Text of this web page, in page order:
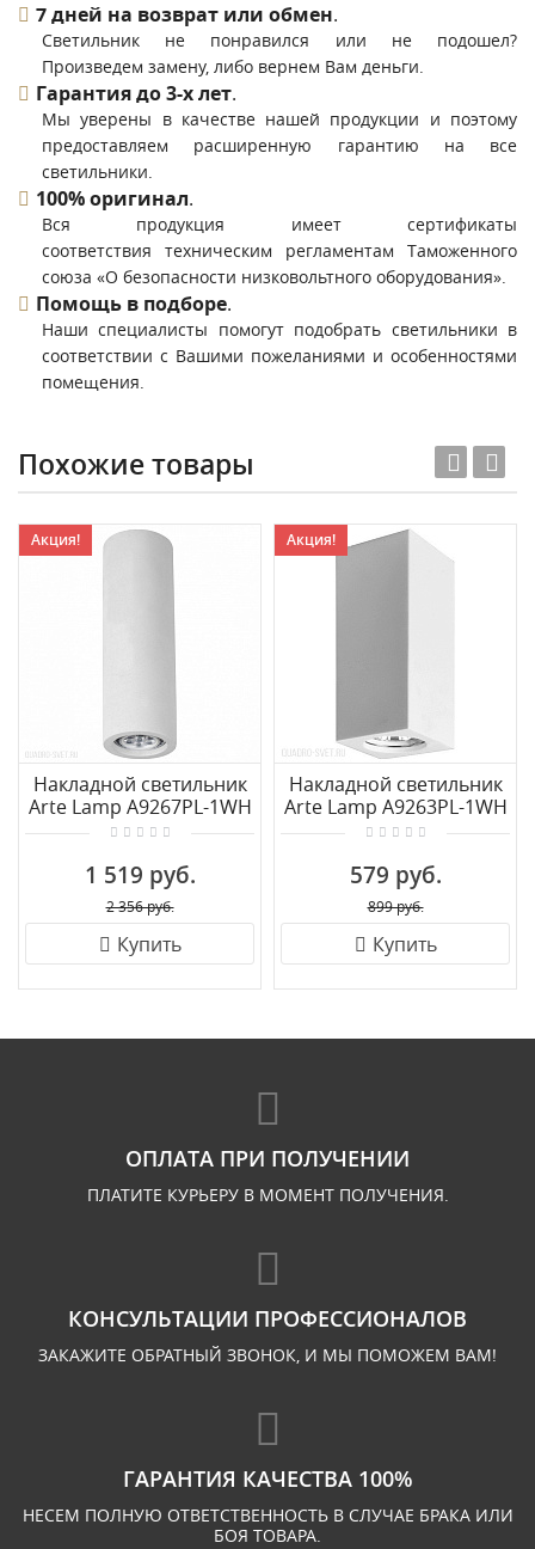
7 дней на возврат или обмен.
Светильник не понравился или не подошел?
Произведем замену, либо вернем Вам деньги.
Гарантия до 3-х лет.
Мы уверены в качестве нашей продукции и поэтому
предоставляем расширенную гарантию на все
светильники.
100% оригинал.
Вся продукция имеет сертификаты
соответствия техническим регламентам Таможенного
союза «О безопасности низковольтного оборудования».
Помощь в подборе.
Наши специалисты помогут подобрать светильники в
соответствии с Вашими пожеланиями и особенностями
помещения.
Похожие товары
Акция!
Накладной светильник
Arte Lamp A9267PL-1WH
1 519 руб.
2 356 руб.
Купить
Акция!
Накладной светильник
Arte Lamp A9263PL-1WH
579 руб.
899 руб.
Купить
ОПЛАТА ПРИ ПОЛУЧЕНИИ
ПЛАТИТЕ КУРЬЕРУ В МОМЕНТ ПОЛУЧЕНИЯ.
КОНСУЛЬТАЦИИ ПРОФЕССИОНАЛОВ
ЗАКАЖИТЕ ОБРАТНЫЙ ЗВОНОК, И МЫ ПОМОЖЕМ ВАМ!
ГАРАНТИЯ КАЧЕСТВА 100%
НЕСЕМ ПОЛНУЮ ОТВЕТСТВЕННОСТЬ В СЛУЧАЕ БРАКА ИЛИ
БОЯ ТОВАРА.